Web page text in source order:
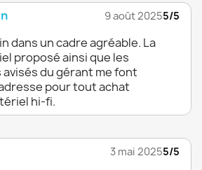
9 août 20255/5
dans un cadre agréable. La
proposé ainsi que les
du gérant me font
pour tout achat
hi-fi.
3 mai 20255/5